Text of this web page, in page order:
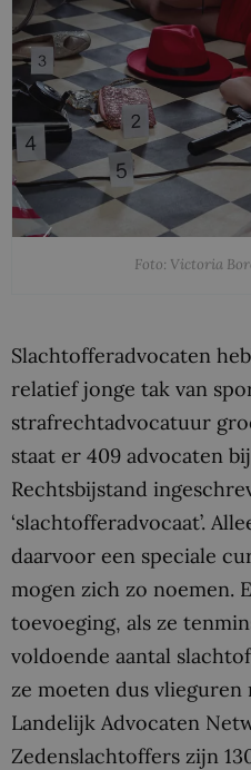
Foto: Victoria
Slachtofferadvocaten
relatief jonge tak van
strafrechtadvocatuur
staat er 409 advocaten
Rechtsbijstand
‘slachtofferadvocaat’.
daarvoor een speciale
mogen zich zo noemen.
toevoeging, als ze
voldoende aantal
ze moeten dus vlieguren
Landelijk Advocaten
Zedenslachtoffers zijn